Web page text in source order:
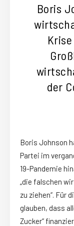
Boris
der
Boris Johnson
Partei im
19-Pandemie
„die falschen
zu ziehen“. Für
glauben, dass
Zucker“